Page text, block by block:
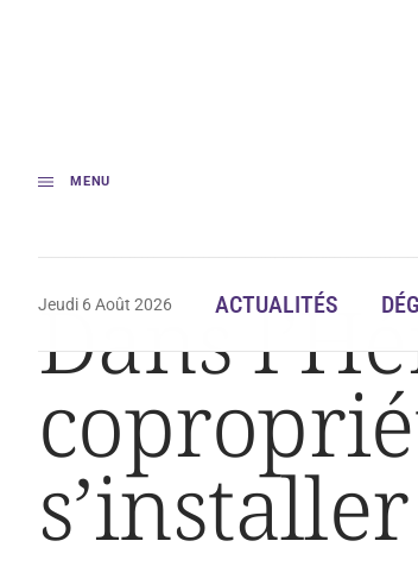
MENU
Jeudi 6 Août 2026 ACTUALITÉS
Accueil Société Dans l’Hérault, des vignobles en
Dans
s’installer